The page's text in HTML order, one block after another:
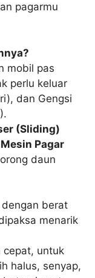
pagarmu
mobil pas
perlu keluar
dan Gengsi
(Sliding)
Mesin Pagar
daun
berat
menarik
cepat, untuk
halus, senyap,